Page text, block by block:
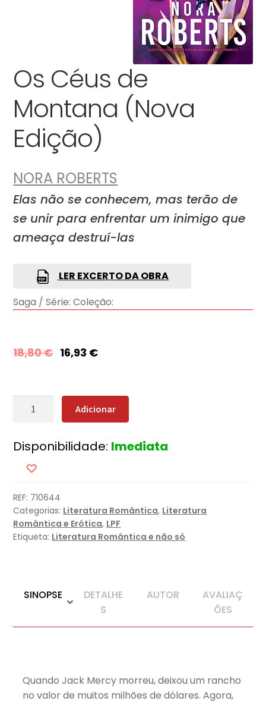
Os Céus de
Montana (Nova
Edição)
NORA ROBERTS
Elas não se conhecem, mas terão de
se unir para enfrentar um inimigo que
ameaça destruí-las
LER EXCERTO DA OBRA
Saga / Série: Coleção:
18,80€ 16,93 €
Quantidade
Céus
Montana
(Nova
Edição)
Adicionar
Disponibilidade: Imediata
REF: 710644
Categorias: Literatura Romântica, Literatura
Romântica e Erótica, LPF
Etiqueta: Literatura Romântica e não só
SINOPSE
DETALHE
S
AUTOR
AVALIAÇ
ÕES
Quando Jack Mercy morreu, deixou um rancho
no valor de muitos milhões de dólares. Agora,